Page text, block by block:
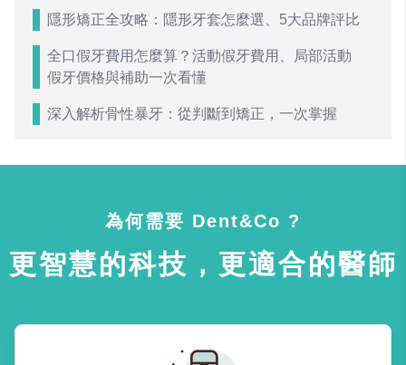
隱形矯正全攻略：隱形牙套怎麼選、5大品牌評比
全口假牙費用怎麼算？活動假牙費用、局部活動
假牙價格與補助一次看懂
深入解析骨性暴牙：從判斷到矯正，一次掌握
為何需要 Dent&Co ?
更智慧的科技，更適合的醫師